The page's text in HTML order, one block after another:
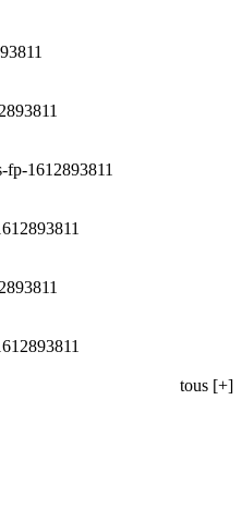
tous [+]